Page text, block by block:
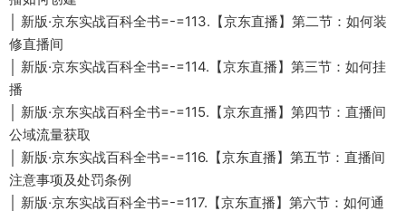
│ 新版·京东实战百科全书=-=113.【京东直播】第二节：如何装
修直播间
│ 新版·京东实战百科全书=-=114.【京东直播】第三节：如何挂
播
│ 新版·京东实战百科全书=-=115.【京东直播】第四节：直播间
公域流量获取
│ 新版·京东实战百科全书=-=116.【京东直播】第五节：直播间
注意事项及处罚条例
│ 新版·京东实战百科全书=-=117.【京东直播】第六节：如何通